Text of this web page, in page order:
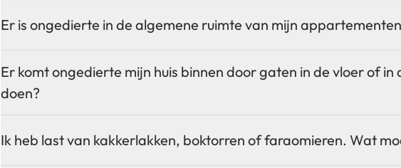
Er is ongedierte in de algemene ruimte van mijn
Er komt ongedierte mijn huis binnen door gaten in de vloer of in
doen?
Ik heb last van kakkerlakken, boktorren of faraomieren. Wat